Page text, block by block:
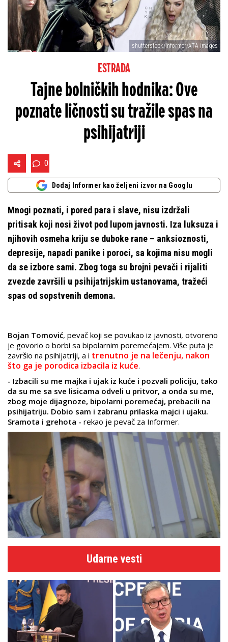
shutterstock/Informer/ATA images
ESTRADA
Tajne bolničkih hodnika: Ove
poznate ličnosti su tražile spas na
psihijatriji
0
Dodaj Informer kao željeni izvor na Googlu
Mnogi poznati, i pored para i slave, nisu izdržali
pritisak koji nosi život pod lupom javnosti. Iza luksuza i
njihovih osmeha kriju se duboke rane – anksioznosti,
depresije, napadi panike i poroci, sa kojima nisu mogli
da se izbore sami. Zbog toga su brojni pevači i rijaliti
zvezde završili u psihijatrijskim ustanovama, tražeći
spas od sopstvenih demona.
Bojan Tomović, pevač koji se povukao iz javnosti, otvoreno
je govorio o borbi sa bipolarnim poremećajem. Više puta je
završio na psihijatriji, a i trenutno je na lečenju, nakon
što ga je porodica izbacila iz kuće.
- Izbacili su me majka i ujak iz kuće i pozvali policiju, tako
da su me sa sve lisicama odveli u pritvor, a onda su me,
zbog moje dijagnoze, bipolarni poremećaj, prebacili na
psihijatriju. Dobio sam i zabranu prilaska majci i ujaku.
Sramota i grehota - rekao je pevač za Informer.
Udarne vesti